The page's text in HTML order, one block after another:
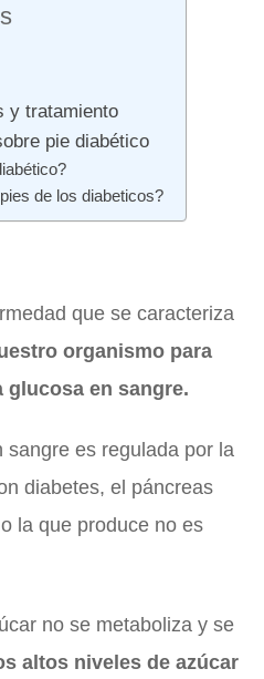
y tratamiento
pie diabético
de los diabeticos?
que se caracteriza
organismo para
glucosa en sangre.
sangre es regulada por la
diabetes, el páncreas
la que produce no es
no se metaboliza y se
altos niveles de azúcar